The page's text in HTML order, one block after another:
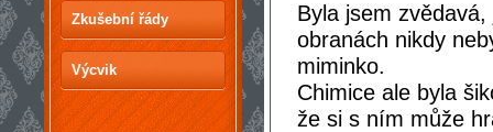
Zkušební řády
Výcvik
Byla jsem
obranách nikdy
miminko.
Chimice ale byla
že si s ním může